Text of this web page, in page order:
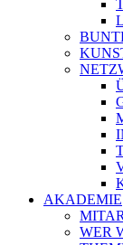
AKADEMIE
WER